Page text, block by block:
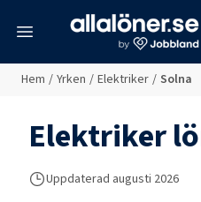
Hem / Yrken / Elektriker / Solna
Elektriker
Uppdaterad augusti 2026